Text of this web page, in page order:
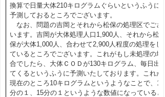
換算で日量大体210キログラムぐらいというふうに
予測しておるところでございます。
なお、問題の吉岡とそれから松保の処理区でござ
います。吉岡が大体処理人口1,900人、それから松
保が大体1,000人、合わせて2,900人程度の処理をし
ているところでございます。これがもし未処理の場
合でしたら、大体ＣＯＤが130キログラム、毎日出
てくるというふうに予測いたしております。これが
現在のところ10キログラムというようなことで、13
分の１、15分の１というような数値になっていると